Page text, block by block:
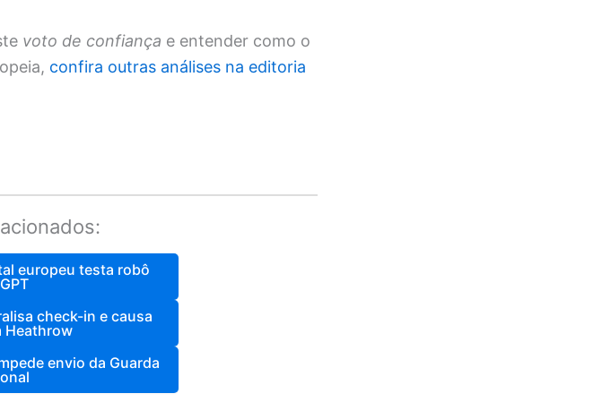
voto de confiança e entender como o
confira outras análises na editoria
europeu testa robô
check-in e causa
Heathrow
envio da Guarda